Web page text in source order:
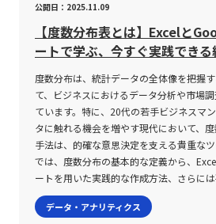
わぬ損失が発生するリスクが高まる。 ま
い時はストップロス注文のスリッページ
利な価格で成立すること）のリスクも存在
徹底が不可欠である。 投資家は、自身の
引量を調整し、市場の急変動に備える必要
ニカル分析指標としては、ボリンジャー
ラティリティインジケーター、ADR（日中
されるが、これらのツールの設定や使用
いと、誤った判断を導くリスクも内在し
よるボラティリティの変動、季節的な変
経済的なイベントが影響を及ぼすため、
するチャンスと同時に、リスク対策として
テム」として提供される事例も少なくあり
通じて、社員一人ひとりの情報がリアル
に対しても迅速かつ正確な情報提供が可能とな
テムの注意点 人事システムを導入するにあたっては、その利便性
や効果の高さと同時に、いくつかの注意点
導入目的と求める機能との整合性を十分
す。各企業が抱える人事課題は多岐にわた
動のステータス管理が不十分な企業と、
元管理が不備な企業とでは、必要とする
ります。したがって、現状の業務プロセ
ムが課題解決に寄与できるかどうかを厳
れます。 第二に、システムの提供形態――クラウド型、オンプレミス
型、またはパッケージ型などをはじめとす
もともとは統計学やオペレーションズリサ
たこの手法は、ビジネスプロセスマネジ
ジメントにおいて、論理的整合性を担保
めの有力なツールとして位置付けられてい
は、選択肢をツリー状に展開することで、
を容易にし、複雑な問題を整理すること
ンツリーの基本概念と活用意義 デシジョンツリーは、図形として
正方形、円、三角形などのシンプルな記
階を明確化する手法です。一般的には、
定ノード（多くの場合、正方形）が配置
ードやイベントノード（円形）を経て、
点ノード（三角形）が設置されます。こ
対する数値的な評価や発生確率の要素を具
公開日：2025.11.09
【度数分布表とは】Excelと
ートで学ぶ、今すぐ実践できる
度数分布は、統計データの全体像を把握
て、ビジネスにおけるデータ分析や市場
ています。特に、20代の若手ビジネスマ
タに触れる機会を増やす現代において、
手法は、的確な意思決定を支える貴重な
では、度数分布の基本的な定義から、
ートを用いた実践的な作成方法、さらに
といった代表的な統計値の求め方に至る
に解説します。 度数分布とは 度数分布とは、膨大なデータ群を特
データ・アナリティクス